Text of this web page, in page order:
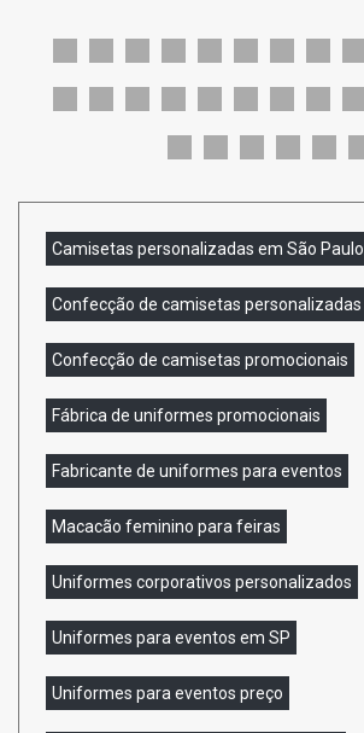
Camisetas personalizadas em São Paulo
Confecção de camisetas personalizadas
Confecção de camisetas promocionais
Fábrica de uniformes promocionais
Fabricante de uniformes para eventos
Macacão feminino para feiras
Uniformes corporativos personalizados
Uniformes para eventos em SP
Uniformes para eventos preço